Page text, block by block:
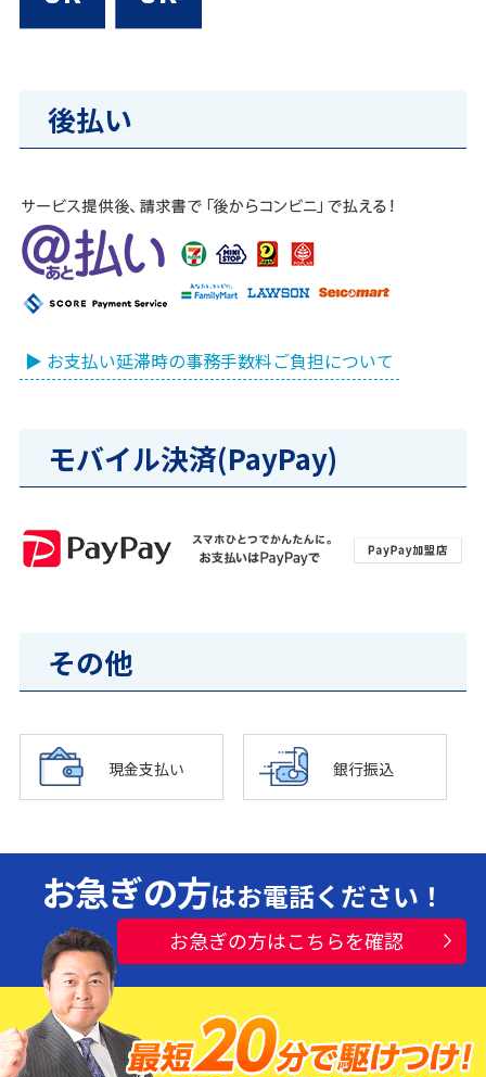
後払い
▶ お支払い延滞時の事務手数料ご負担について
モバイル決済(PayPay)
その他
現金支払い 銀行振込
お急ぎの方はお電話ください！
お急ぎの方はこちらを確認